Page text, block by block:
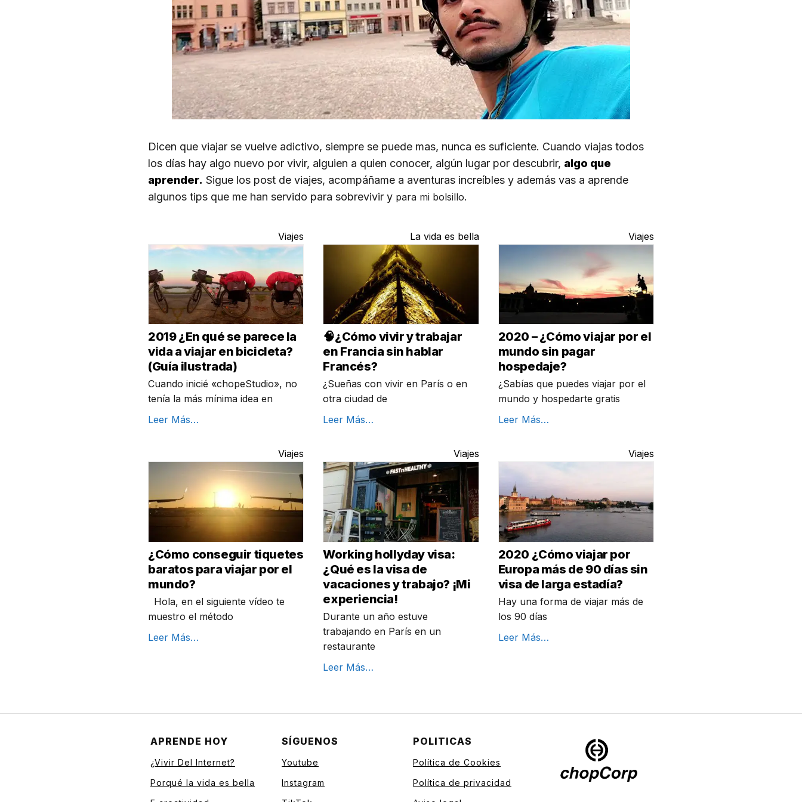
Dicen que viajar se vuelve adictivo, siempre se puede mas, nunca es suficiente. Cuando viajas todos
los días hay algo nuevo por vivir, alguien a quien conocer, algún lugar por descubrir, algo que
aprender. Sigue los post de viajes, acompáñame a aventuras increíbles y además vas a aprende
algunos tips que me han servido para sobrevivir y para mi bolsillo.
Viajes
2019 ¿En qué se parece la
vida a viajar en bicicleta?
(Guía ilustrada)
Cuando inicié «chopeStudio», no
tenía la más mínima idea en
Leer Más…
La vida es bella
🧠¿Cómo vivir y trabajar
en Francia sin hablar
Francés?
¿Sueñas con vivir en París o en
otra ciudad de
Leer Más…
Viajes
2020 – ¿Cómo viajar por el
mundo sin pagar
hospedaje?
¿Sabías que puedes viajar por el
mundo y hospedarte gratis
Leer Más…
Viajes
¿Cómo conseguir tiquetes
baratos para viajar por el
mundo?
Hola, en el siguiente vídeo te
muestro el método
Leer Más…
Viajes
Working hollyday visa:
¿Qué es la visa de
vacaciones y trabajo? ¡Mi
experiencia!
Durante un año estuve
trabajando en París en un
restaurante
Leer Más…
Viajes
2020 ¿Cómo viajar por
Europa más de 90 días sin
visa de larga estadía?
Hay una forma de viajar más de
los 90 días
Leer Más…
APRENDE HOY
¿Vivir Del Internet?
Porqué la vida es bella
SÍGUENOS
Youtube
Instagram
POLITICAS
Política de Cookies
Política de privacidad